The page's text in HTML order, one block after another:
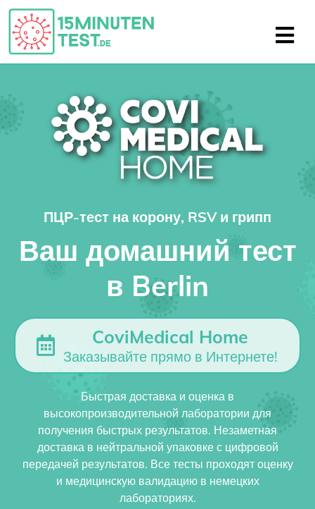
ПЦР-тест на корону, RSV и грипп
Ваш домашний тест
в Berlin
CoviMedical Home
Заказывайте прямо в Интернете!
Быстрая доставка и оценка в
высокопроизводительной лаборатории для
получения быстрых результатов. Незаметная
доставка в нейтральной упаковке с цифровой
передачей результатов. Все тесты проходят оценку
и медицинскую валидацию в немецких
лабораториях.